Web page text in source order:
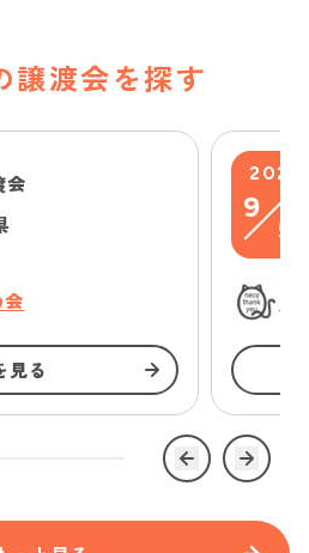
譲渡会を探す
会
見る
2026
9
5